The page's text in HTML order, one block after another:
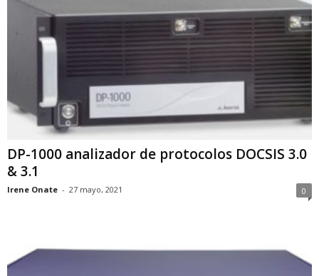
DP-1000 analizador de protocolos DOCSIS 3.0
& 3.1
Irene Onate - 27 mayo, 2021 0